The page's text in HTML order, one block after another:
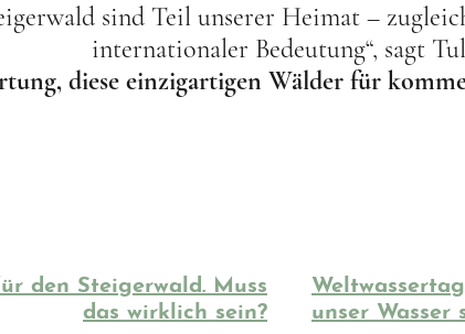
sind Teil unserer Heimat –
internationaler Bedeutung“, sagt
diese einzigartigen Wälder für
den Steigerwald. Muss
das wirklich sein?
unser Wasser